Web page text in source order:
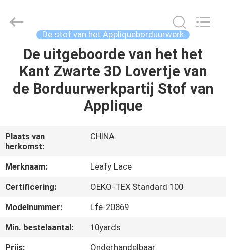
THUIS
PRODUCTEN
ONS
FABRIEKSREIS
KWALITEITSCONTROLE
CONTACTEER
Ltd..
De stof van het Appliqueborduurwerk
De uitgeboorde van het het
Kant Zwarte 3D Lovertje van
de Borduurwerkpartij Stof van
Applique
Plaats van
herkomst:
CHINA
Merknaam:
Leafy Lace
Certificering:
OEKO-TEX Standard 100
Modelnummer:
Lfe-20869
Min. bestelaantal:
10yards
Prijs:
Onderhandelbaar